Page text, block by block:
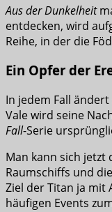
Aus der Dunkelheit
entdecken, wird
Reihe, in der die
Ein Opfer der
In jedem Fall
Vale wird seine
Fall-Serie
Man kann sich
Raumschiffs und
Ziel der Titan ja mit
häufigen Events